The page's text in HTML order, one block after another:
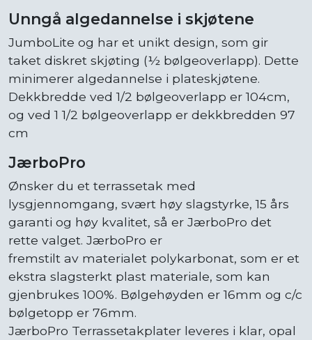
Unngå algedannelse i skjøtene
JumboLite og har et unikt design, som gir
taket diskret skjøting (½ bølgeoverlapp). Dette
minimerer algedannelse i plateskjøtene.
Dekkbredde ved 1/2 bølgeoverlapp er 104cm,
og ved 1 1/2 bølgeoverlapp er dekkbredden 97
cm
JærboPro
Ønsker du et terrassetak med
lysgjennomgang, svært høy slagstyrke, 15 års
garanti og høy kvalitet, så er JærboPro det
rette valget. JærboPro er
fremstilt av materialet polykarbonat, som er et
ekstra slagsterkt plast materiale, som kan
gjenbrukes 100%. Bølgehøyden er 16mm og c/c
bølgetopp er 76mm.
JærboPro Terrassetakplater leveres i klar, opal